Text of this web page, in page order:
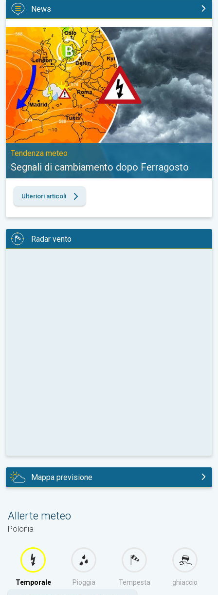
News
Segnali di cambiamento dopo Ferragosto. Tendenza meteo. . .
Tendenza meteo
Segnali di cambiamento dopo Ferragosto
Ulteriori articoli
Radar vento
Mappa previsione
Allerte meteo
Polonia
Temporale Pioggia Tempesta ghiaccio